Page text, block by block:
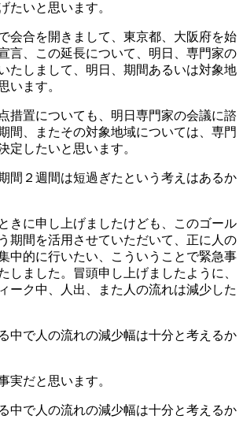
たいと思います。
会合を開きまして、東京都、大阪府を始
言、この延長について、明日、専門家の
たしまして、明日、期間あるいは対象地
います。
措置についても、明日専門家の会議に諮
間、またその対象地域については、専門
定したいと思います。
間２週間は短過ぎたという考えはあるか
きに申し上げましたけども、このゴール
期間を活用させていただいて、正に人の
中的に行いたい、こういうことで緊急事
しました。冒頭申し上げましたように、
ーク中、人出、また人の流れは減少した
中で人の流れの減少幅は十分と考えるか
だと思います。
中で人の流れの減少幅は十分と考えるか